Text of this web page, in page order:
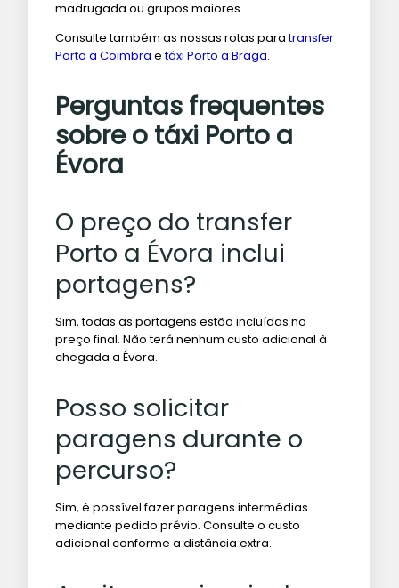
madrugada ou grupos maiores.
Consulte também as nossas rotas paratransfer
Porto a Coimbra etáxi Porto a Braga.
Perguntas frequentes
sobre o táxi Porto a
Évora
O preço do transfer
Porto a Évora inclui
portagens?
Sim, todas as portagens estão incluídas no
preço final. Não terá nenhum custo adicional à
chegada a Évora.
Posso solicitar
paragens durante o
percurso?
Sim, é possível fazer paragens intermédias
mediante pedido prévio. Consulte o custo
adicional conforme a distância extra.